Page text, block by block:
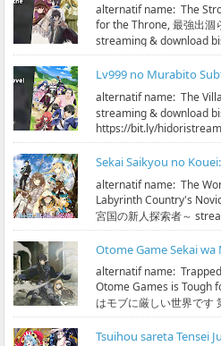
alternatif name: The
for the Throne, 最強出涸
streaming & download
Lv999 no Murabito
alternatif name: The
streaming & download
https://bit.ly/
alternatif name: The
Labyrinth Country's
宮国の新人探索者～
alternatif name:
Otome Games is Tough
はモブに厳しい世界です